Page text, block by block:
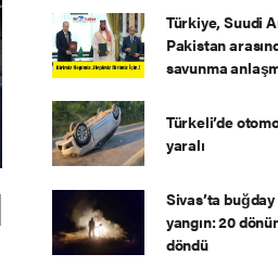
Türkiye, Suudi
Pakistan
savunma
Türkeli’de
yaralı
Sivas’ta
yangın: 20
döndü